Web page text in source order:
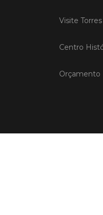
Visite
Centro
Orçamento